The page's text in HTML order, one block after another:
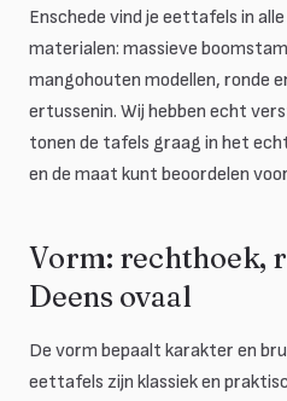
Enschede vind je eettafels in
materialen: massieve
mangohouten modellen, ronde
ertussenin. Wij hebben echt
tonen de tafels graag in het
en de maat kunt beoordelen
Vorm: rechthoek,
Deens ovaal
De vorm bepaalt karakter en
eettafels zijn klassiek en